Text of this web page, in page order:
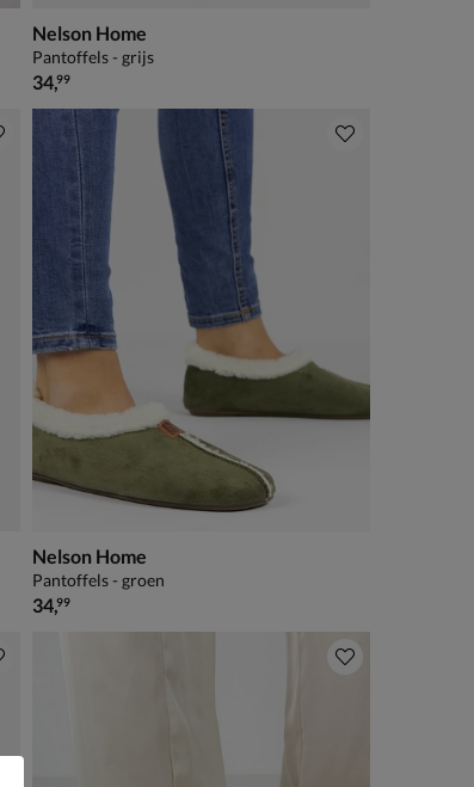
Nelson Home
Pantoffels - grijs
€ 34,99
34,99
Nelson Home
Pantoffels - groen
€ 34,99
34,99